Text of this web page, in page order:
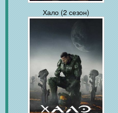
Хало (2 сезон)